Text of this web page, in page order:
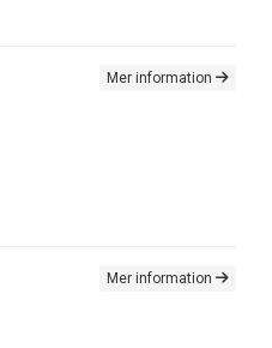
Mer information
Mer information